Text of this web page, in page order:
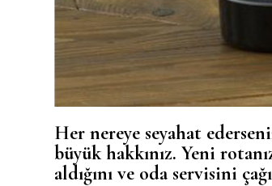
Her nereye seyahat
büyük hakkınız. Yeni
aldığını ve oda servisini